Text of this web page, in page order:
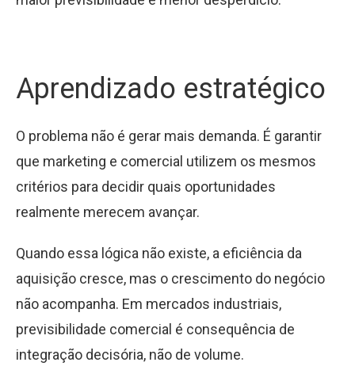
Aprendizado estratégico
O problema não é gerar mais demanda. É garantir
que marketing e comercial utilizem os mesmos
critérios para decidir quais oportunidades
realmente merecem avançar.
Quando essa lógica não existe, a eficiência da
aquisição cresce, mas o crescimento do negócio
não acompanha. Em mercados industriais,
previsibilidade comercial é consequência de
integração decisória, não de volume.